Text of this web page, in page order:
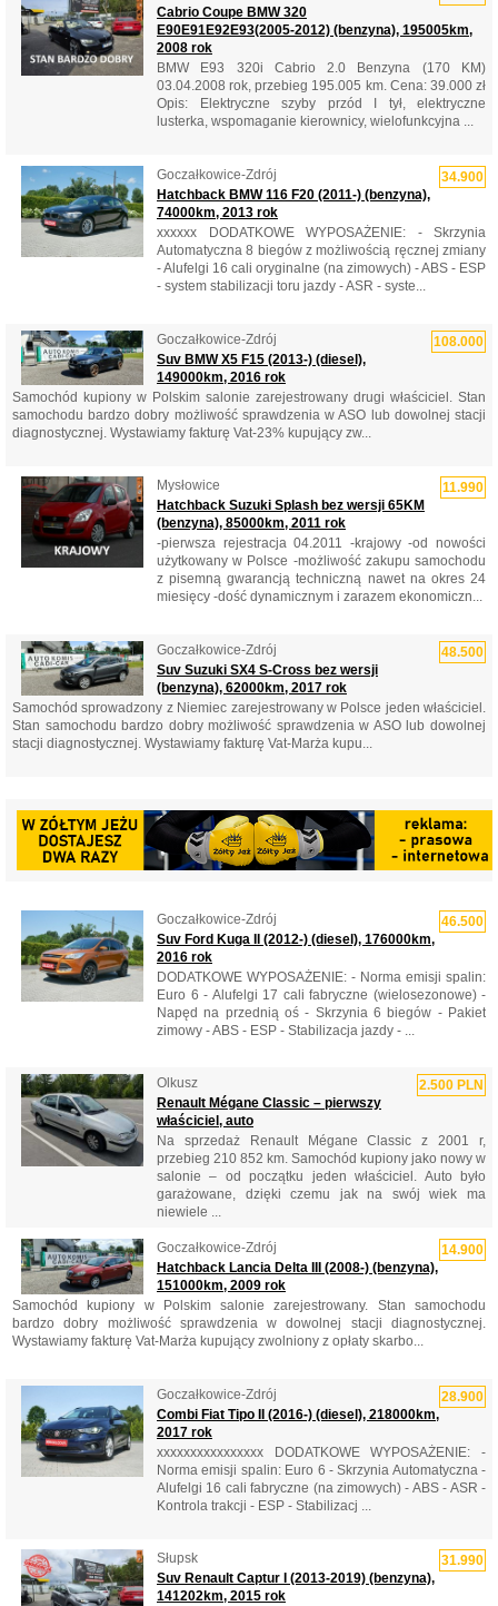
Cabrio Coupe BMW 320
E90E91E92E93(2005-2012) (benzyna), 195005km,
2008 rok
BMW E93 320i Cabrio 2.0 Benzyna (170 KM)
03.04.2008 rok, przebieg 195.005 km. Cena: 39.000 zł
Opis: Elektryczne szyby przód I tył, elektryczne
lusterka, wspomaganie kierownicy, wielofunkcyjna ...
34.900
Goczałkowice-Zdrój
Hatchback BMW 116 F20 (2011-) (benzyna),
74000km, 2013 rok
xxxxxx DODATKOWE WYPOSAŻENIE: - Skrzynia
Automatyczna 8 biegów z możliwością ręcznej zmiany
- Alufelgi 16 cali oryginalne (na zimowych) - ABS - ESP
- system stabilizacji toru jazdy - ASR - syste...
108.000
Goczałkowice-Zdrój
Suv BMW X5 F15 (2013-) (diesel),
149000km, 2016 rok
Samochód kupiony w Polskim salonie zarejestrowany drugi właściciel. Stan
samochodu bardzo dobry możliwość sprawdzenia w ASO lub dowolnej stacji
diagnostycznej. Wystawiamy fakturę Vat-23% kupujący zw...
11.990
Mysłowice
Hatchback Suzuki Splash bez wersji 65KM
(benzyna), 85000km, 2011 rok
-pierwsza rejestracja 04.2011 -krajowy -od nowości
użytkowany w Polsce -możliwość zakupu samochodu
z pisemną gwarancją techniczną nawet na okres 24
miesięcy -dość dynamicznym i zarazem ekonomiczn...
48.500
Goczałkowice-Zdrój
Suv Suzuki SX4 S-Cross bez wersji
(benzyna), 62000km, 2017 rok
Samochód sprowadzony z Niemiec zarejestrowany w Polsce jeden właściciel.
Stan samochodu bardzo dobry możliwość sprawdzenia w ASO lub dowolnej
stacji diagnostycznej. Wystawiamy fakturę Vat-Marża kupu...
46.500
Goczałkowice-Zdrój
Suv Ford Kuga II (2012-) (diesel), 176000km,
2016 rok
DODATKOWE WYPOSAŻENIE: - Norma emisji spalin:
Euro 6 - Alufelgi 17 cali fabryczne (wielosezonowe) -
Napęd na przednią oś - Skrzynia 6 biegów - Pakiet
zimowy - ABS - ESP - Stabilizacja jazdy - ...
2.500 PLN
Olkusz
Renault Mégane Classic – pierwszy
właściciel, auto
Na sprzedaż Renault Mégane Classic z 2001 r,
przebieg 210 852 km. Samochód kupiony jako nowy w
salonie – od początku jeden właściciel. Auto było
garażowane, dzięki czemu jak na swój wiek ma
niewiele ...
14.900
Goczałkowice-Zdrój
Hatchback Lancia Delta III (2008-) (benzyna),
151000km, 2009 rok
Samochód kupiony w Polskim salonie zarejestrowany. Stan samochodu
bardzo dobry możliwość sprawdzenia w dowolnej stacji diagnostycznej.
Wystawiamy fakturę Vat-Marża kupujący zwolniony z opłaty skarbo...
28.900
Goczałkowice-Zdrój
Combi Fiat Tipo II (2016-) (diesel), 218000km,
2017 rok
xxxxxxxxxxxxxxxx DODATKOWE WYPOSAŻENIE: -
Norma emisji spalin: Euro 6 - Skrzynia Automatyczna -
Alufelgi 16 cali fabryczne (na zimowych) - ABS - ASR -
Kontrola trakcji - ESP - Stabilizacj ...
31.990
Słupsk
Suv Renault Captur I (2013-2019) (benzyna),
141202km, 2015 rok